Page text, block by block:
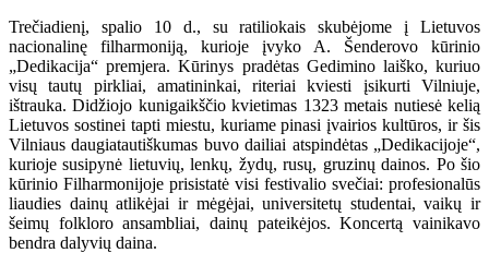
Trečiadienį, spalio 10 d., su ratiliokais skubėjome į Lietuvos
nacionalinę filharmoniją, kurioje įvyko A. Šenderovo kūrinio
„Dedikacija“ premjera. Kūrinys pradėtas Gedimino laiško, kuriuo
visų tautų pirkliai, amatininkai, riteriai kviesti įsikurti Vilniuje,
ištrauka. Didžiojo kunigaikščio kvietimas 1323 metais nutiesė kelią
Lietuvos sostinei tapti miestu, kuriame pinasi įvairios kultūros, ir šis
Vilniaus daugiatautiškumas buvo dailiai atspindėtas „Dedikacijoje“,
kurioje susipynė lietuvių, lenkų, žydų, rusų, gruzinų dainos. Po šio
kūrinio Filharmonijoje prisistatė visi festivalio svečiai: profesionalūs
liaudies dainų atlikėjai ir mėgėjai, universitetų studentai, vaikų ir
šeimų folkloro ansambliai, dainų pateikėjos. Koncertą vainikavo
bendra dalyvių daina.